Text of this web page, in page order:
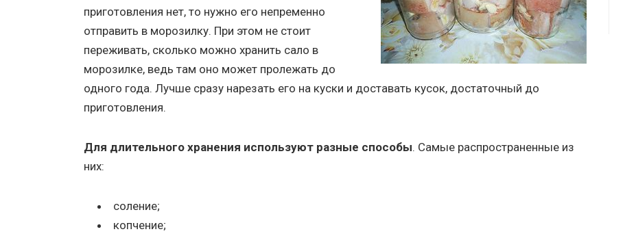
приготовления нет, то нужно его непременно
отправить в морозилку. При этом не стоит
переживать, сколько можно хранить сало в
морозилке, ведь там оно может пролежать до
одного года. Лучше сразу нарезать его на куски и доставать кусок, достаточный до
приготовления.
Для длительного хранения используют разные способы. Самые распространенные из
них:
соление;
копчение;